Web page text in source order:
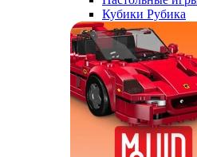
Кубики Рубика